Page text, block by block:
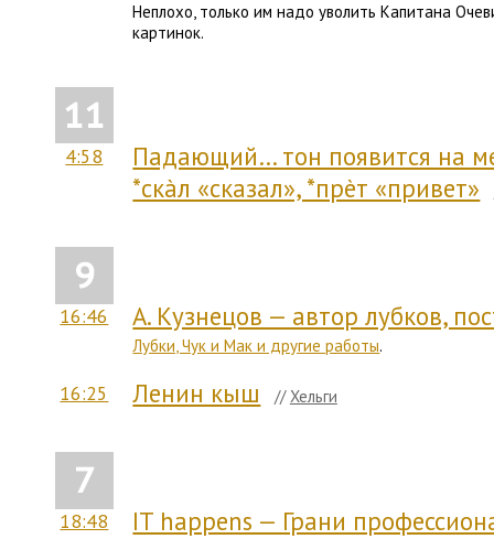
Неплохо, только им надо уволить Капитана
картинок.
11
4:58
Падающий… тон появится на
*скàл «сказал», *прèт «привет»
9
16:46 А. Кузнецов — автор лубков,
Лубки, Чук и Мак и другие работы.
16:25 Ленин кыш // Хельги
7
18:48 IT happens — Грани